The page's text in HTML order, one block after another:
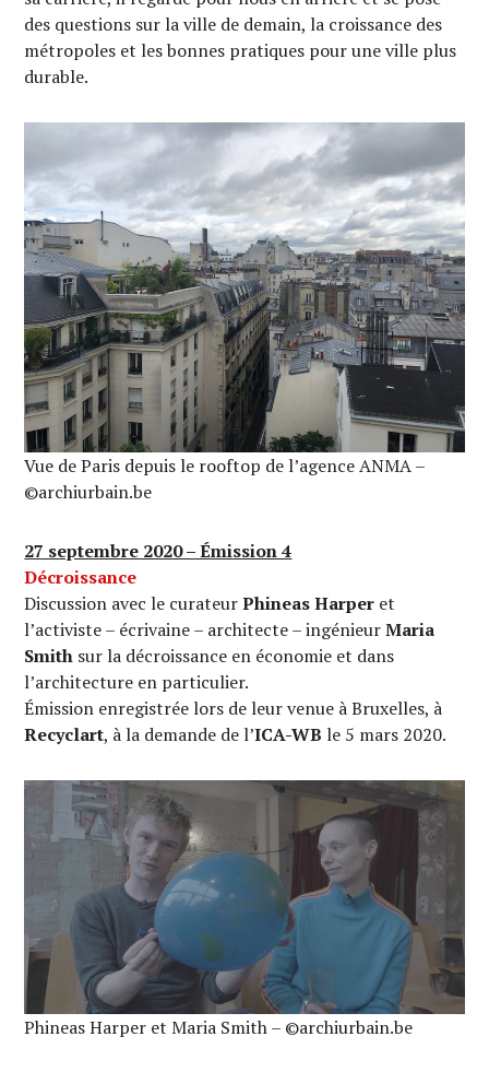
des questions sur la ville de demain, la croissance des
métropoles et les bonnes pratiques pour une ville plus
durable.
Vue de Paris depuis le rooftop de l’agence ANMA –
©archiurbain.be
27 septembre 2020 – Émission 4
Décroissance
Discussion avec le curateurPhineas Harper et
l’activiste – écrivaine – architecte – ingénieurMaria
Smith sur la décroissance en économie et dans
l’architecture en particulier.
Émission enregistrée lors de leur venue à Bruxelles, à
Recyclart, à la demande de l’ICA-WB le 5 mars 2020.
Phineas Harper et Maria Smith – ©archiurbain.be